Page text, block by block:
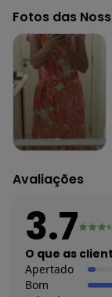
Código do
Comprimento:
Decote Frente :
Fornecedor:
14
Feito: Brasil
Cuidados para
de lavagem 30C.
Tecido: Viscose
Composição:
Histórico de
dia do mês, para
agosto/2026
julho/2026
junho/2026
maio/2026
Fotos das
Avaliações
3.7
O que as
Apertado
Bom